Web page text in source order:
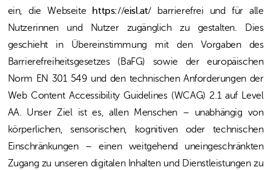
ein, die Webseite https://eisl.at/ barrierefrei und für alle
Nutzerinnen und Nutzer zugänglich zu gestalten. Dies
geschieht in Übereinstimmung mit den Vorgaben des
Barrierefreiheitsgesetzes (BaFG) sowie der europäischen
Norm EN 301 549 und den technischen Anforderungen der
Web Content Accessibility Guidelines (WCAG) 2.1 auf Level
AA. Unser Ziel ist es, allen Menschen – unabhängig von
körperlichen, sensorischen, kognitiven oder technischen
Einschränkungen – einen weitgehend uneingeschränkten
Zugang zu unseren digitalen Inhalten und Dienstleistungen zu